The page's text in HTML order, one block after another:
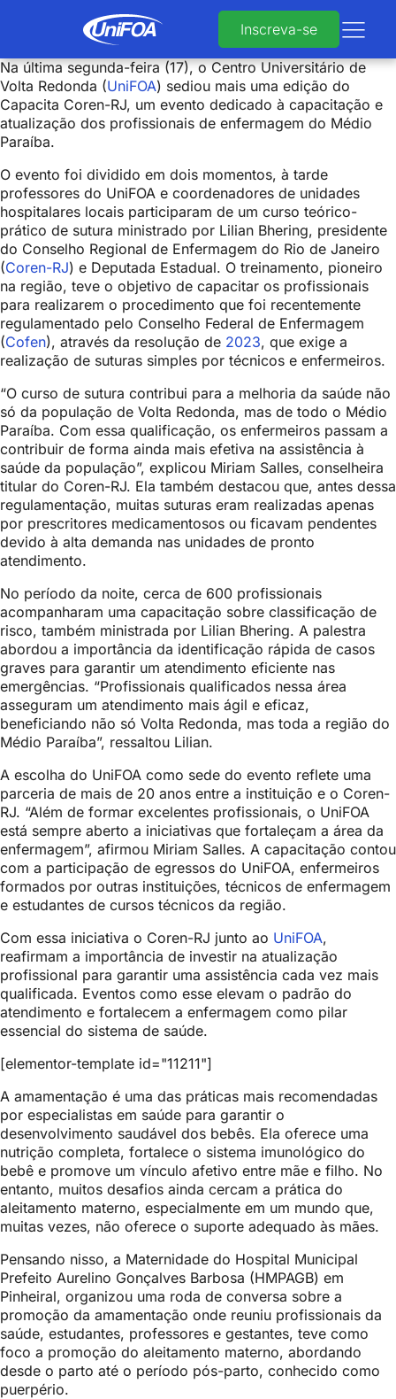
Inscreva-se
Na última segunda-feira (17), o Centro Universitário de
Volta Redonda (UniFOA) sediou mais uma edição do
Capacita Coren-RJ, um evento dedicado à capacitação e
atualização dos profissionais de enfermagem do Médio
Paraíba.
O evento foi dividido em dois momentos, à tarde
professores do UniFOA e coordenadores de unidades
hospitalares locais participaram de um curso teórico-
prático de sutura ministrado por Lilian Bhering, presidente
do Conselho Regional de Enfermagem do Rio de Janeiro
(Coren-RJ) e Deputada Estadual. O treinamento, pioneiro
na região, teve o objetivo de capacitar os profissionais
para realizarem o procedimento que foi recentemente
regulamentado pelo Conselho Federal de Enfermagem
(Cofen), através da resolução de 2023, que exige a
realização de suturas simples por técnicos e enfermeiros.
“O curso de sutura contribui para a melhoria da saúde não
só da população de Volta Redonda, mas de todo o Médio
Paraíba. Com essa qualificação, os enfermeiros passam a
contribuir de forma ainda mais efetiva na assistência à
saúde da população”, explicou Miriam Salles, conselheira
titular do Coren-RJ. Ela também destacou que, antes dessa
regulamentação, muitas suturas eram realizadas apenas
por prescritores medicamentosos ou ficavam pendentes
devido à alta demanda nas unidades de pronto
atendimento.
No período da noite, cerca de 600 profissionais
acompanharam uma capacitação sobre classificação de
risco, também ministrada por Lilian Bhering. A palestra
abordou a importância da identificação rápida de casos
graves para garantir um atendimento eficiente nas
emergências. “Profissionais qualificados nessa área
asseguram um atendimento mais ágil e eficaz,
beneficiando não só Volta Redonda, mas toda a região do
Médio Paraíba”, ressaltou Lilian.
A escolha do UniFOA como sede do evento reflete uma
parceria de mais de 20 anos entre a instituição e o Coren-
RJ. “Além de formar excelentes profissionais, o UniFOA
está sempre aberto a iniciativas que fortaleçam a área da
enfermagem”, afirmou Miriam Salles. A capacitação contou
com a participação de egressos do UniFOA, enfermeiros
formados por outras instituições, técnicos de enfermagem
e estudantes de cursos técnicos da região.
Com essa iniciativa o Coren-RJ junto ao UniFOA,
reafirmam a importância de investir na atualização
profissional para garantir uma assistência cada vez mais
qualificada. Eventos como esse elevam o padrão do
atendimento e fortalecem a enfermagem como pilar
essencial do sistema de saúde.
[elementor-template id="11211"]
A amamentação é uma das práticas mais recomendadas
por especialistas em saúde para garantir o
desenvolvimento saudável dos bebês. Ela oferece uma
nutrição completa, fortalece o sistema imunológico do
bebê e promove um vínculo afetivo entre mãe e filho. No
entanto, muitos desafios ainda cercam a prática do
aleitamento materno, especialmente em um mundo que,
muitas vezes, não oferece o suporte adequado às mães.
Pensando nisso, a Maternidade do Hospital Municipal
Prefeito Aurelino Gonçalves Barbosa (HMPAGB) em
Pinheiral, organizou uma roda de conversa sobre a
promoção da amamentação onde reuniu profissionais da
saúde, estudantes, professores e gestantes, teve como
foco a promoção do aleitamento materno, abordando
desde o parto até o período pós-parto, conhecido como
puerpério.